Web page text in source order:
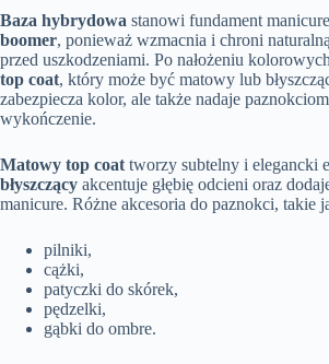
Baza hybrydowa stanowi fundament
boomer, ponieważ wzmacnia i chroni
przed uszkodzeniami. Po nałożeniu
top coat, który może być matowy lub
zabezpiecza kolor, ale także nadaje
wykończenie.
Matowy top coat tworzy subtelny i elegancki
błyszczący akcentuje głębię odcieni oraz
manicure. Różne akcesoria do paznokci, takie
pilniki,
cążki,
patyczki do skórek,
pędzelki,
gąbki do ombre.